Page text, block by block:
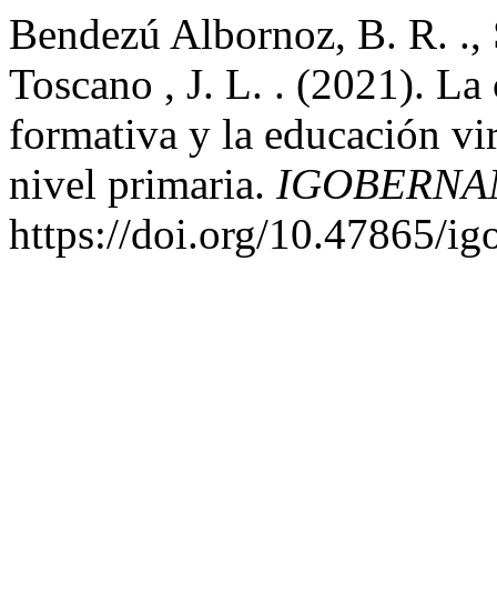
Bendezú Albornoz, B. R.
Toscano , J. L. . (2021).
formativa y la educación
nivel primaria.
https://doi.org/10.47865/